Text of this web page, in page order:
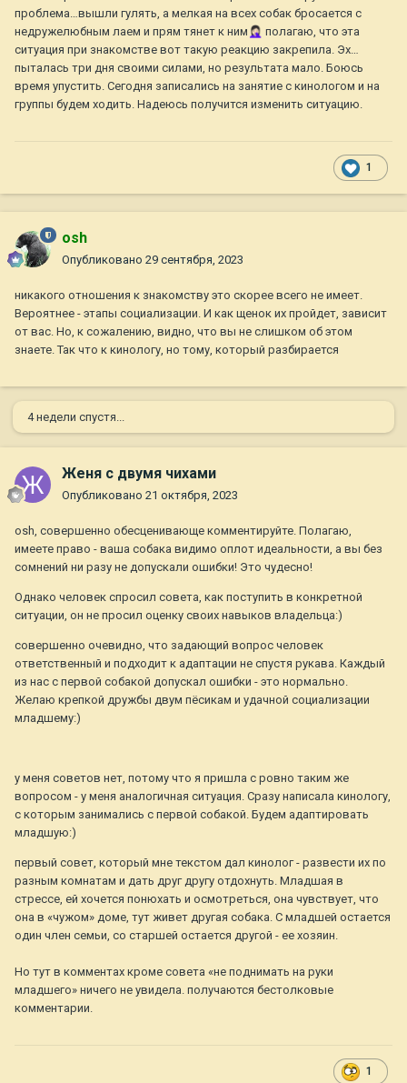
проблема…вышли гулять, а мелкая на всех собак бросается с
недружелюбным лаем и прям тянет к ним 🤦🏻‍♀️ полагаю, что эта
ситуация при знакомстве вот такую реакцию закрепила. Эх…
пыталась три дня своими силами, но результата мало. Боюсь
время упустить. Сегодня записались на занятие с кинологом и на
группы будем ходить. Надеюсь получится изменить ситуацию.
1
osh
Опубликовано 29 сентября, 2023
никакого отношения к знакомству это скорее всего не имеет.
Вероятнее - этапы социализации. И как щенок их пройдет, зависит
от вас. Но, к сожалению, видно, что вы не слишком об этом
знаете. Так что к кинологу, но тому, который разбирается
4 недели спустя...
Женя с двумя чихами
Опубликовано 21 октября, 2023
osh, совершенно обесценивающе комментируйте. Полагаю,
имеете право - ваша собака видимо оплот идеальности, а вы без
сомнений ни разу не допускали ошибки! Это чудесно!
Однако человек спросил совета, как поступить в конкретной
ситуации, он не просил оценку своих навыков владельца:)
совершенно очевидно, что задающий вопрос человек
ответственный и подходит к адаптации не спустя рукава. Каждый
из нас с первой собакой допускал ошибки - это нормально.
Желаю крепкой дружбы двум пёсикам и удачной социализации
младшему:)
у меня советов нет, потому что я пришла с ровно таким же
вопросом - у меня аналогичная ситуация. Сразу написала кинологу,
с которым занимались с первой собакой. Будем адаптировать
младшую:)
первый совет, который мне текстом дал кинолог - развести их по
разным комнатам и дать друг другу отдохнуть. Младшая в
стрессе, ей хочется понюхать и осмотреться, она чувствует, что
она в «чужом» доме, тут живет другая собака. С младшей остается
один член семьи, со старшей остается другой - ее хозяин.
Но тут в комментах кроме совета «не поднимать на руки
младшего» ничего не увидела. получаются бестолковые
комментарии.
1